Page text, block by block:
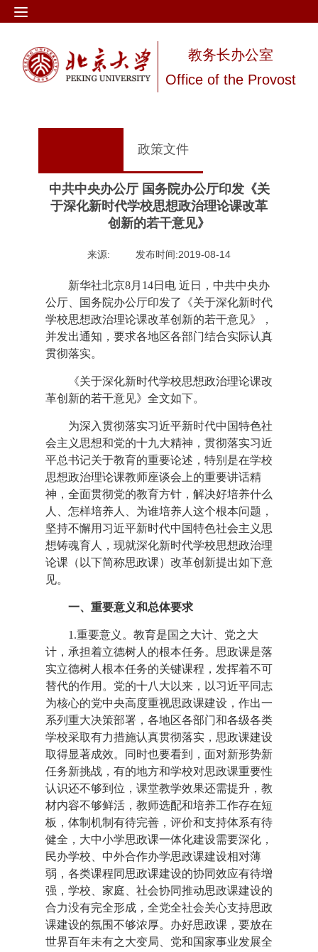
教务长办公室
Office of the Provost
政策文件
中共中央办公厅 国务院办公厅印发《关
于深化新时代学校思想政治理论课改革
创新的若干意见》
来源: 发布时间:2019-08-14
新华社北京8月14日电 近日，中共中央办
公厅、国务院办公厅印发了《关于深化新时代
学校思想政治理论课改革创新的若干意见》，
并发出通知，要求各地区各部门结合实际认真
贯彻落实。
《关于深化新时代学校思想政治理论课改
革创新的若干意见》全文如下。
为深入贯彻落实习近平新时代中国特色社
会主义思想和党的十九大精神，贯彻落实习近
平总书记关于教育的重要论述，特别是在学校
思想政治理论课教师座谈会上的重要讲话精
神，全面贯彻党的教育方针，解决好培养什么
人、怎样培养人、为谁培养人这个根本问题，
坚持不懈用习近平新时代中国特色社会主义思
想铸魂育人，现就深化新时代学校思想政治理
论课（以下简称思政课）改革创新提出如下意
见。
一、重要意义和总体要求
1.重要意义。教育是国之大计、党之大
计，承担着立德树人的根本任务。思政课是落
实立德树人根本任务的关键课程，发挥着不可
替代的作用。党的十八大以来，以习近平同志
为核心的党中央高度重视思政课建设，作出一
系列重大决策部署，各地区各部门和各级各类
学校采取有力措施认真贯彻落实，思政课建设
取得显著成效。同时也要看到，面对新形势新
任务新挑战，有的地方和学校对思政课重要性
认识还不够到位，课堂教学效果还需提升，教
材内容不够鲜活，教师选配和培养工作存在短
板，体制机制有待完善，评价和支持体系有待
健全，大中小学思政课一体化建设需要深化，
民办学校、中外合作办学思政课建设相对薄
弱，各类课程同思政课建设的协同效应有待增
强，学校、家庭、社会协同推动思政课建设的
合力没有完全形成，全党全社会关心支持思政
课建设的氛围不够浓厚。办好思政课，要放在
世界百年未有之大变局、党和国家事业发展全